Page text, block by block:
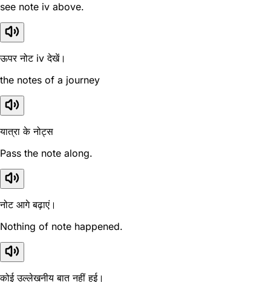
see note iv above.
ऊपर नोट iv देखें।
the notes of a journey
यात्रा के नोट्स
Pass the note along.
नोट आगे बढ़ाएं।
Nothing of note happened.
कोई उल्लेखनीय बात नहीं हुई।